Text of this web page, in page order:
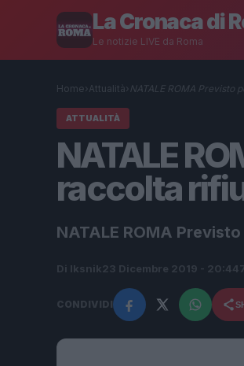
La Cronaca di
Le notizie LIVE da Roma
Home› Attualità› NATALE ROMA Previsto
ATTUALITÀ
NATALE
raccolta
NATALE ROMA
Di Iksnik23 Dicembre 2019 - 20:44
CONDIVIDI